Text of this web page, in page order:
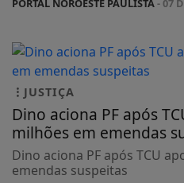
PORTAL NOROESTE PAULISTA- 07
JUSTIÇA
Dino aciona PF após
milhões em emendas
Dino aciona PF após TCU
emendas suspeitas